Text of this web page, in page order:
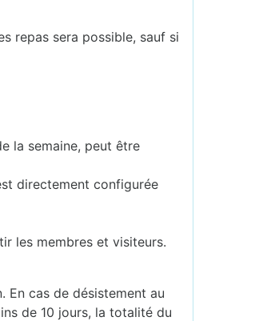
repas sera possible, sauf si
la semaine, peut être
directement configurée
les membres et visiteurs.
En cas de désistement au
de 10 jours, la totalité du